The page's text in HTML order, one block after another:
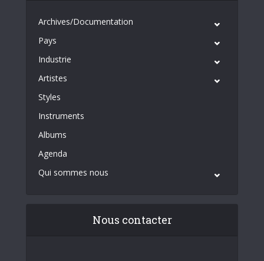
Archives/Documentation
Pays
Industrie
Artistes
Styles
Instruments
Albums
Agenda
Qui sommes nous
Nous contacter